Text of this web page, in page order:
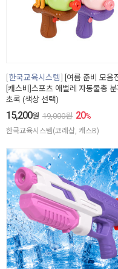
한국교육시스템
[여름 준비 모음
[캐스비]스포츠 애벌레 자동물총 분
초록 (색상 선택)
15,200원 19,000원 20%
한국교육시스템(코레샵, 캐스B)